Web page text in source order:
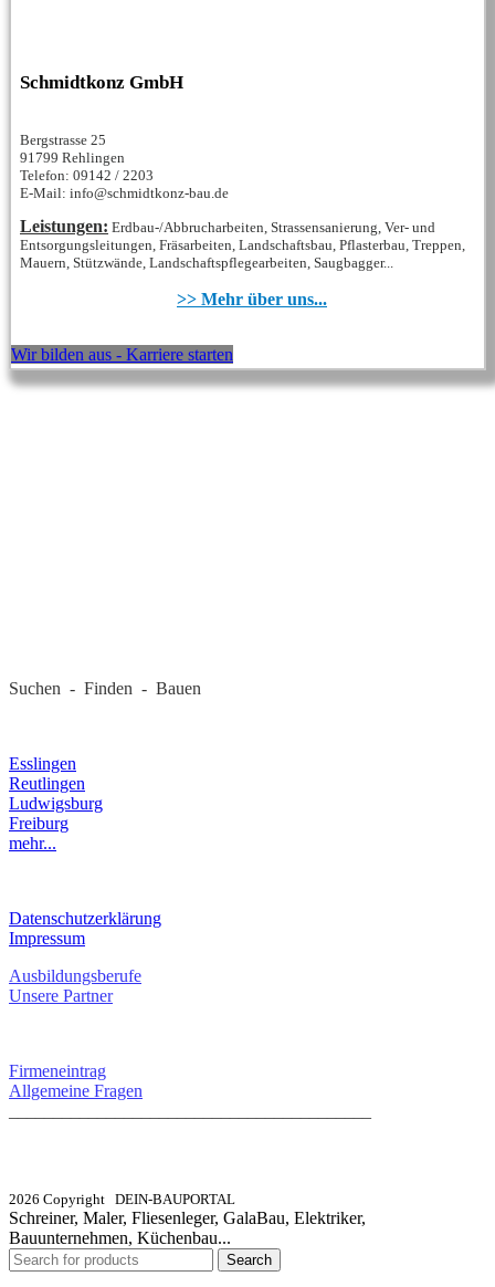
Schmidtkonz GmbH
Bergstrasse 25
91799 Rehlingen
Telefon: 09142 / 2203
E-Mail: info@schmidtkonz-bau.de
Leistungen: Erdbau-/Abbrucharbeiten, Strassensanierung, Ver- und
Entsorgungsleitungen, Fräsarbeiten, Landschaftsbau, Pflasterbau, Treppen,
Mauern, Stützwände, Landschaftspflegearbeiten, Saugbagger...
>> Mehr über uns...
Wir bilden aus - Karriere starten
Suchen - Finden - Bauen
Esslingen
Reutlingen
Ludwigsburg
Freiburg
mehr...
Datenschutzerklärung
Impressum
Ausbildungsberufe
Unsere Partner
Firmeneintrag
Allgemeine Fragen
2026 Copyright DEIN-BAUPORTAL
Schreiner, Maler, Fliesenleger, GalaBau, Elektriker,
Bauunternehmen, Küchenbau...
Search